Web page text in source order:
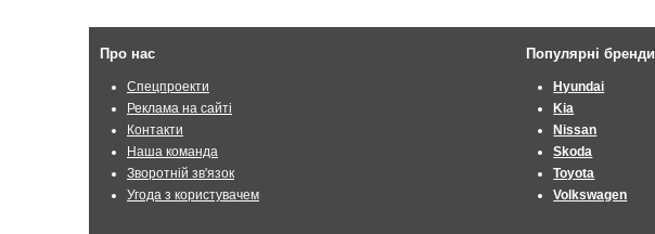
Про нас
Спецпроекти
Реклама на сайті
Контакти
Наша команда
Зворотній зв'язок
Угода з користувачем
Популярні бренди
Hyundai
Kia
Nissan
Skoda
Toyota
Volkswagen